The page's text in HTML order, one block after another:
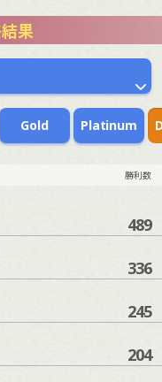
果
Gold Platinum
勝利数
489
336
245
204